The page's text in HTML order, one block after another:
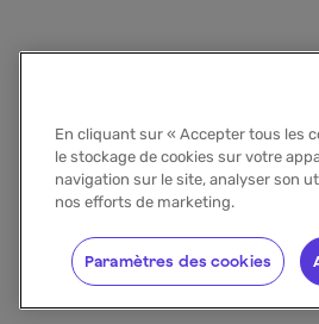
En cliquant sur « Accepter tous les
le stockage de cookies sur votre
navigation sur le site, analyser son
nos efforts de marketing.
Paramètres des cookies